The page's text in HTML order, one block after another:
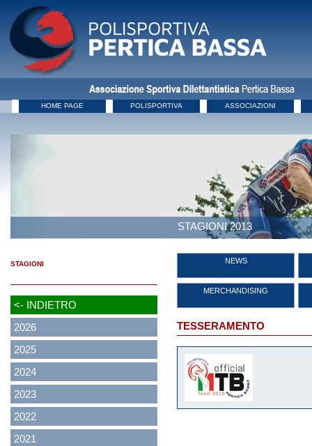
HOME PAGE POLISPORTIVA ASSOCIAZIONI
STAGIONI 2013
STAGIONI
<- INDIETRO
2026
2025
2024
2023
2022
2021
NEWS
MERCHANDISING
TESSERAMENTO